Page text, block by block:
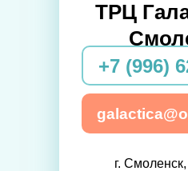
+7 (996)
ТРЦ
г.